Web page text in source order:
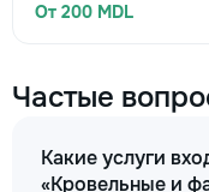
От 200 MDL
Частые
Какие услуги
«Кровельные и